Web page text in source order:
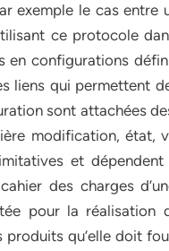
exemple le cas
ce protocole
en configurations
liens qui permettent
sont attachées
modification, état,
et
des charges
pour la
produits qu’elle doit